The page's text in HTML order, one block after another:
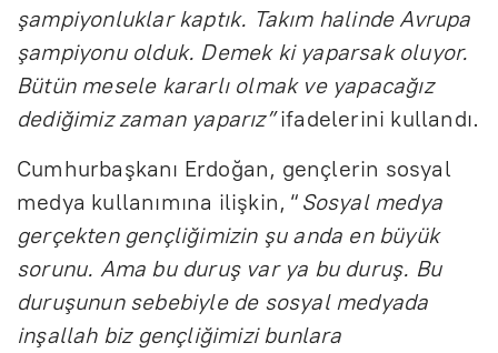
şampiyonluklar kaptık. Takım halinde Avrupa
şampiyonu olduk. Demek ki yaparsak oluyor.
Bütün mesele kararlı olmak ve yapacağız
dediğimiz zaman yaparız”ifadelerini kullandı.
Cumhurbaşkanı Erdoğan, gençlerin sosyal
medya kullanımına ilişkin, “ Sosyal medya
gerçekten gençliğimizin şu anda en büyük
sorunu. Ama bu duruş var ya bu duruş. Bu
duruşunun sebebiyle de sosyal medyada
inşallah biz gençliğimizi bunlara